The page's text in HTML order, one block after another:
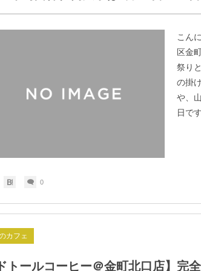
こん
区金
祭り
の掛
や、
日で
0
カフェ
トールコーヒー＠金町北口店】完